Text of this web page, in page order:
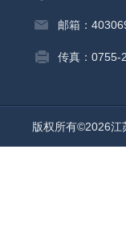
邮箱：
传真：0755-
版权所有©2026